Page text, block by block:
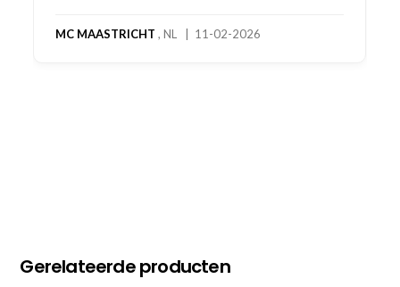
MC MAASTRICHT , NL | 11-02-2026
Gerelateerde producten